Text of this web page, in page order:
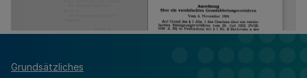
Grundsätzliches